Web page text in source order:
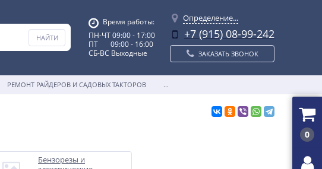
Время работы:
ПН-ЧТ 09:00 - 17:00
ПТ 09:00 - 16:00
СБ-ВС Выходные
Определение...
+7 (915) 08-99-242
ЗАКАЗАТЬ ЗВОНОК
РЕМОНТ РАЙДЕРОВ И САДОВЫХ ТАКТОРОВ ...
Бензорезы и
0